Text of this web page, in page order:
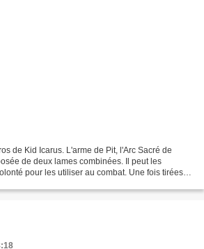
de Kid Icarus. L'arme de Pit, l'Arc Sacré de
de deux lames combinées. Il peut les
pour les utiliser au combat. Une fois tirées,